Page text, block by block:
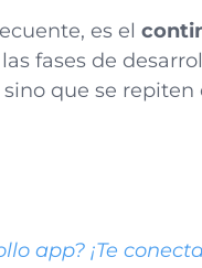
es el
fases de
que se
app? ¡Te